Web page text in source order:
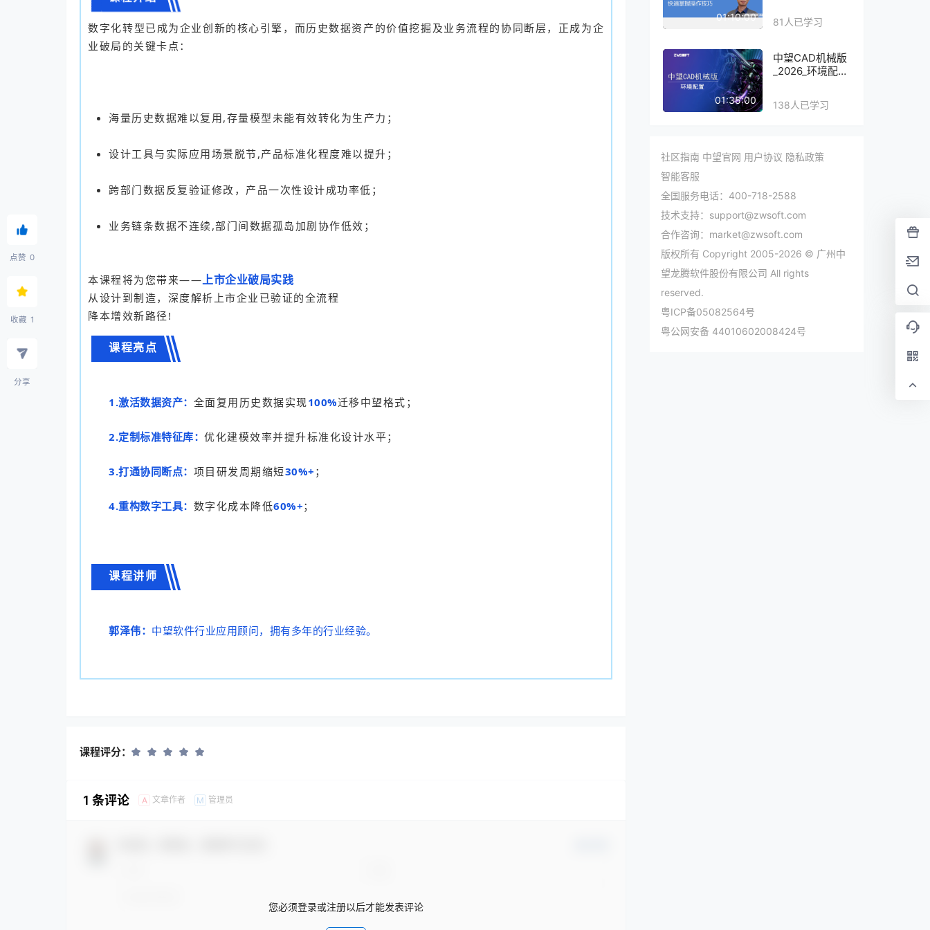
点赞 0
收藏 1
分享
数字化转型已成为企业创新的核心引擎，而历史数据资产的价值挖掘及业务流程的协同断层，正成为企
业破局的关键卡点：
海量历史数据难以复用,存量模型未能有效转化为生产力；
设计工具与实际应用场景脱节,产品标准化程度难以提升；
跨部门数据反复验证修改，产品一次性设计成功率低；
业务链条数据不连续,部门间数据孤岛加剧协作低效；
本课程将为您带来——上市企业破局实践
从设计到制造，深度解析上市企业已验证的全流程
降本增效新路径!
课程亮点
1.激活数据资产： 全面复用历史数据实现100%迁移中望格式；
2.定制标准特征库：优化建模效率并提升标准化设计水平；
3.打通协同断点： 项目研发周期缩短30%+ ；
4.重构数字工具： 数字化成本降低60%+；
课程讲师
郭泽伟： 中望软件行业应用顾问，拥有多年的行业经验。
课程评分：
1 条评论 A 文章作者 M 管理员
您必须登录或注册以后才能发表评论
01:10:00 81人已学习
01:35:00
中望CAD机械版
_2026_环境配置
138人已学习
社区指南 中望官网 用户协议 隐私政策
智能客服
全国服务电话：400-718-2588
技术支持：support@zwsoft.com
合作咨询：market@zwsoft.com
版权所有 Copyright 2005-2026 © 广州中
望龙腾软件股份有限公司 All rights
reserved.
粤ICP备05082564号
粤公网安备 44010602008424号